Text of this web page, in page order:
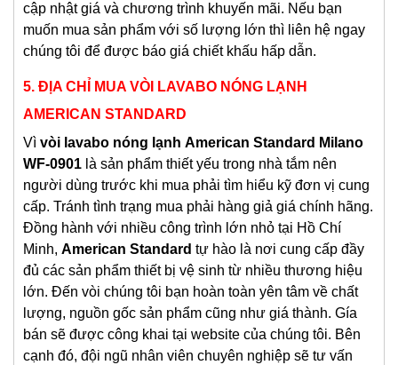
cập nhật giá và chương trình khuyến mãi. Nếu bạn
muốn mua sản phẩm với số lượng lớn thì liên hệ ngay
chúng tôi để được báo giá chiết khấu hấp dẫn.
5. ĐỊA CHỈ MUA VÒI LAVABO NÓNG LẠNH
AMERICAN STANDARD
Vì vòi lavabo nóng lạnh American Standard Milano
WF-0901 là sản phẩm thiết yếu trong nhà tắm nên
người dùng trước khi mua phải tìm hiểu kỹ đơn vị cung
cấp. Tránh tình trạng mua phải hàng giả giá chính hãng.
Đồng hành với nhiều công trình lớn nhỏ tại Hồ Chí
Minh, American Standard tự hào là nơi cung cấp đầy
đủ các sản phẩm thiết bị vệ sinh từ nhiều thương hiệu
lớn. Đến vòi chúng tôi bạn hoàn toàn yên tâm về chất
lượng, nguồn gốc sản phẩm cũng như giá thành. Gía
bán sẽ được công khai tại website của chúng tôi. Bên
cạnh đó, đội ngũ nhân viên chuyên nghiệp sẽ tư vấn